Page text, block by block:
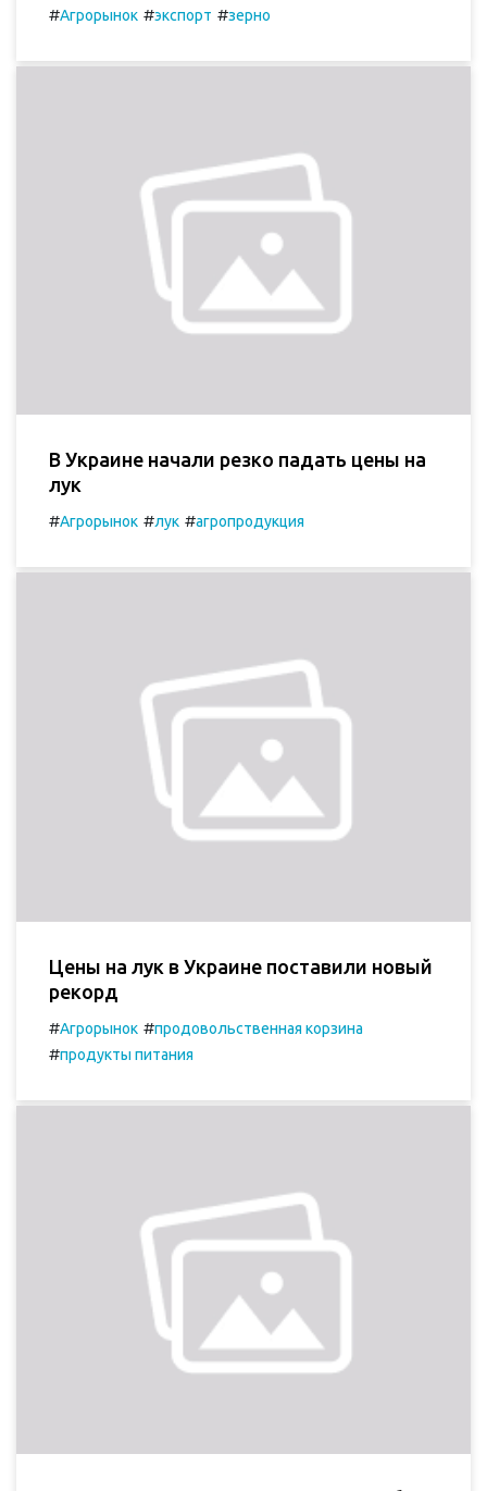
#Агрорынок #экспорт #зерно
В Украине начали резко падать цены на
лук
#Агрорынок #лук #агропродукция
Цены на лук в Украине поставили новый
рекорд
#Агрорынок #продовольственная корзина
#продукты питания